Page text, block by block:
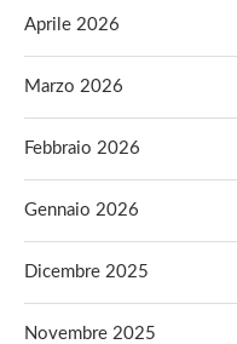
Aprile 2026
Marzo 2026
Febbraio 2026
Gennaio 2026
Dicembre 2025
Novembre 2025